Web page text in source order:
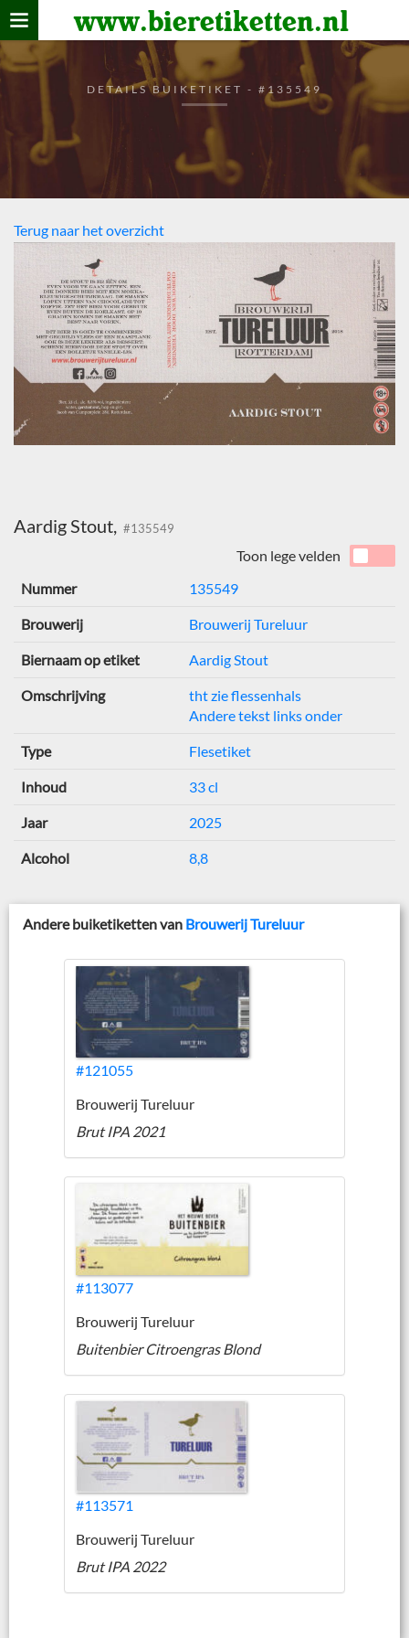
www.bieretiketten.nl
Home
verzamelen
De bierkaart
Bezoekers
DETAILS BUIKETIKET - #135549
Terug naar het overzicht
Aardig Stout, #135549
Toon lege velden
Nummer
135549
Brouwerij Brouwerij Tureluur
Biernaam op etiket Aardig Stout
Omschrijving
tht zie flessenhals
Andere tekst links onder
Type Flesetiket
Inhoud 33 cl
Jaar 2025
Alcohol 8,8
Andere buiketiketten van Brouwerij Tureluur
#121055
Brouwerij Tureluur
Brut IPA 2021
#113077
Brouwerij Tureluur
Buitenbier Citroengras Blond
#113571
Brouwerij Tureluur
Brut IPA 2022